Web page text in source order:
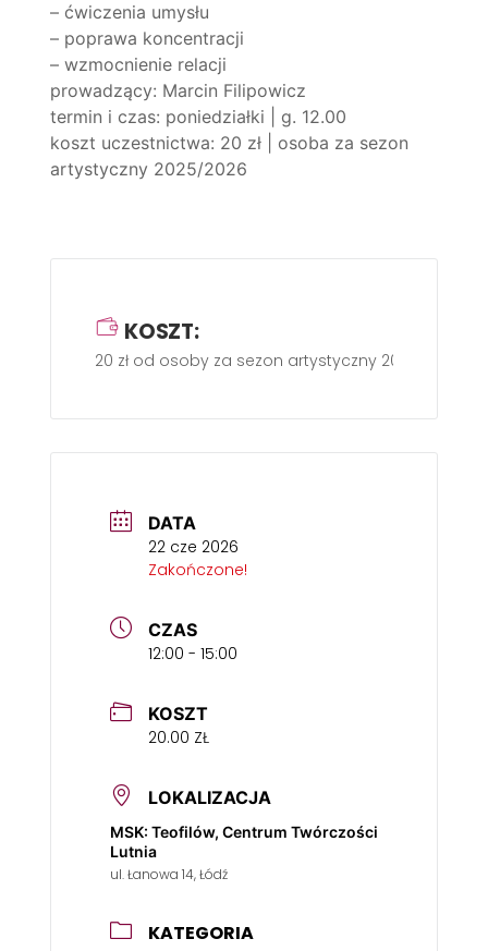
– ćwiczenia umysłu
– poprawa koncentracji
– wzmocnienie relacji
prowadzący: Marcin Filipowicz
termin i czas: poniedziałki | g. 12.00
koszt uczestnictwa: 20 zł | osoba za sezon
artystyczny 2025/2026
KOSZT:
20 zł od osoby za sezon artystyczny 2025/2026
DATA
22 cze 2026
Zakończone!
CZAS
12:00 - 15:00
KOSZT
20.00 ZŁ
LOKALIZACJA
MSK: Teofilów, Centrum Twórczości
Lutnia
ul. Łanowa 14, Łódź
KATEGORIA